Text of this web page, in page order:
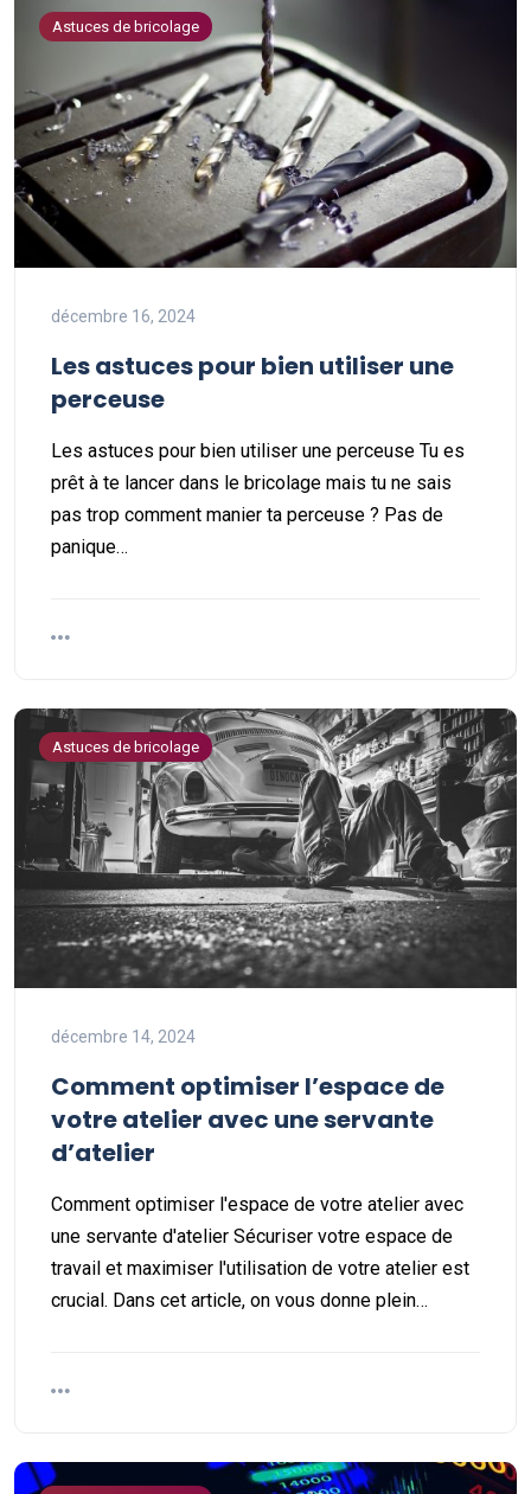
Astuces de bricolage
décembre 16, 2024
Les astuces pour bien utiliser une
perceuse
Les astuces pour bien utiliser une perceuse Tu es
prêt à te lancer dans le bricolage mais tu ne sais
pas trop comment manier ta perceuse ? Pas de
panique…
Astuces de bricolage
décembre 14, 2024
Comment optimiser l’espace de
votre atelier avec une servante
d’atelier
Comment optimiser l'espace de votre atelier avec
une servante d'atelier Sécuriser votre espace de
travail et maximiser l'utilisation de votre atelier est
crucial. Dans cet article, on vous donne plein…